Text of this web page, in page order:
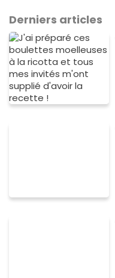
Derniers articles